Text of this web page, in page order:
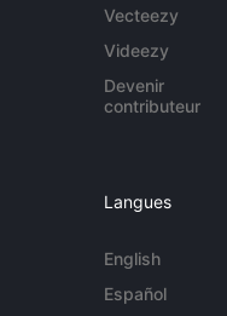
Vecteezy
Videezy
Devenir
contributeur
Langues
English
Español